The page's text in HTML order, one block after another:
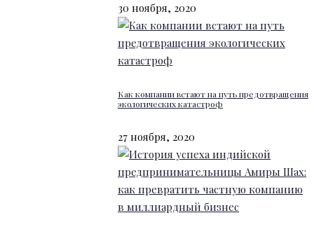
30 ноября, 2020
Как компании встают на путь предотвращения
экологических катастроф
27 ноября, 2020